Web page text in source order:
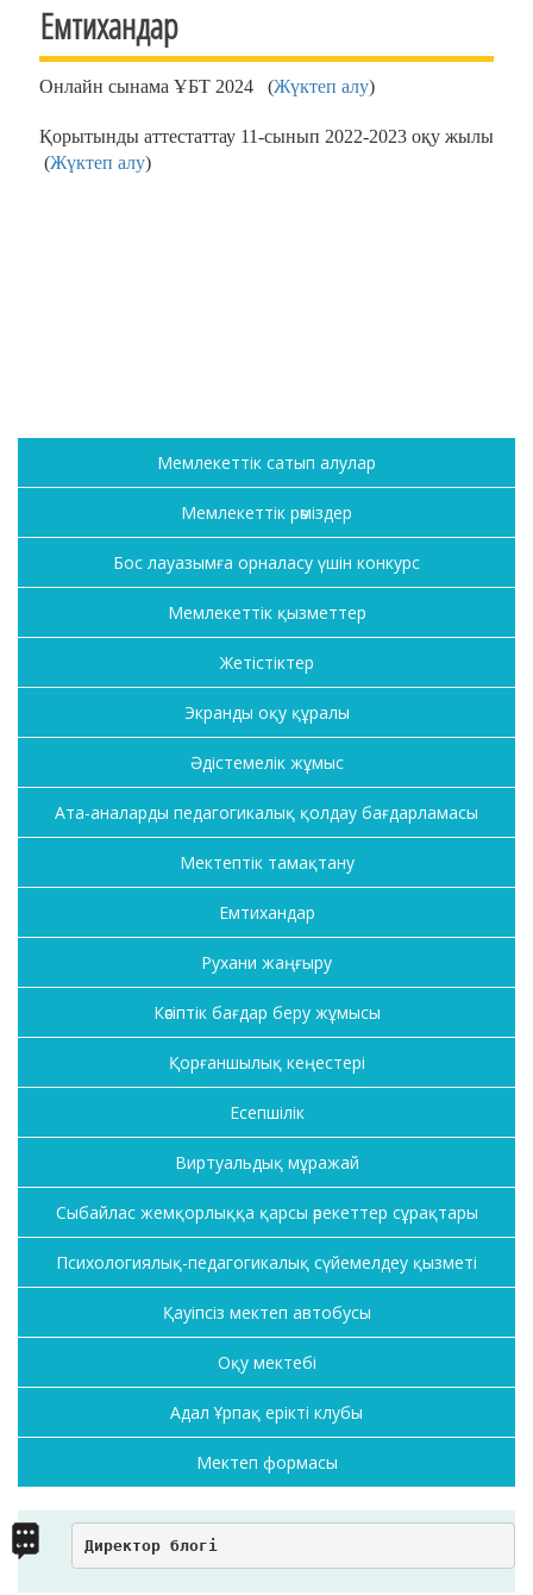
Емтихандар
Онлайн сынама ҰБТ 2024 (Жүктеп алу)
Қорытынды аттестаттау 11-сынып 2022-2023 оқу жылы
(Жүктеп алу)
Мемлекеттік сатып алулар
Мемлекеттік рәміздер
Бос лауазымға орналасу үшін конкурс
Мемлекеттік қызметтер
Жетістіктер
Экранды оқу құралы
Әдістемелік жұмыс
Ата-аналарды педагогикалық қолдау бағдарламасы
Мектептік тамақтану
Емтихандар
Рухани жаңғыру
Кәсіптік бағдар беру жұмысы
Қорғаншылық кеңестері
Есепшілік
Виртуальдық мұражай
Сыбайлас жемқорлыққа қарсы әрекеттер сұрақтары
Психологиялық-педагогикалық сүйемелдеу қызметі
Қауіпсіз мектеп автобусы
Оқу мектебі
Адал Ұрпақ ерікті клубы
Мектеп формасы
Директор блогі